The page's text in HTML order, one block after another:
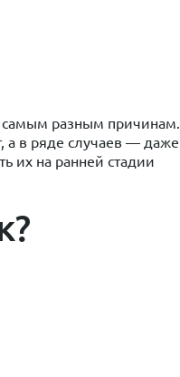
самым разным причинам.
а в ряде случаев — даже
их на ранней стадии